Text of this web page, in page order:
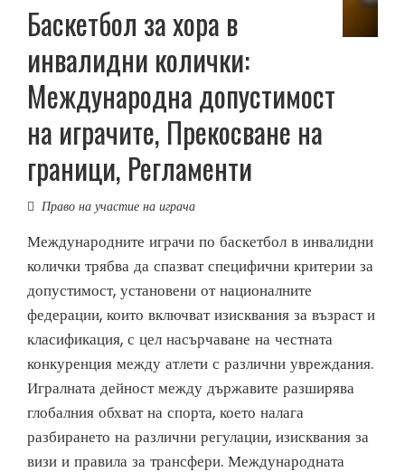
Баскетбол за хора в
инвалидни колички:
Международна допустимост
на играчите, Прекосване на
граници, Регламенти
Право на участие на играча
Международните играчи по баскетбол в инвалидни
колички трябва да спазват специфични критерии за
допустимост, установени от националните
федерации, които включват изисквания за възраст и
класификация, с цел насърчаване на честната
конкуренция между атлети с различни увреждания.
Игралната дейност между държавите разширява
глобалния обхват на спорта, което налага
разбирането на различни регулации, изисквания за
визи и правила за трансфери. Международната